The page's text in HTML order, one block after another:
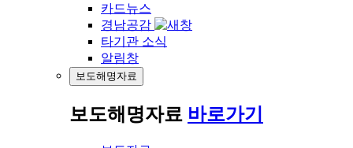
카드뉴스
경남공감
타기관 소식
알림창
보도해명자료
보도해명자료 바로가기